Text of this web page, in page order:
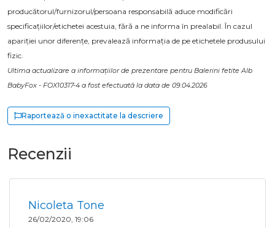
producătorul/furnizorul/persoana responsabilă aduce modificări
specificațiilor/etichetei acestuia, fără a ne informa în prealabil. În cazul
apariției unor diferențe, prevalează informația de pe etichetele produsului
fizic.
Ultima actualizare a informațiilor de prezentare pentru Balerini fetite Alb
BabyFox - FOX10317-4 a fost efectuată la data de 09.04.2026
Raportează o inexactitate la descriere
Recenzii
Nicoleta Tone
26/02/2020, 19:06